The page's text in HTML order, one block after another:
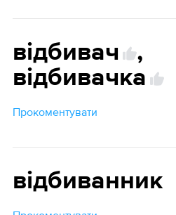
відбивач
,
відбивачка
Прокоментувати
відбиванник